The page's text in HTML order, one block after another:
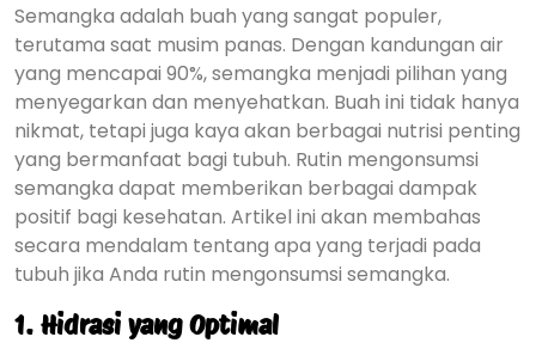
Semangka adalah buah yang sangat populer,
terutama saat musim panas. Dengan kandungan air
yang mencapai 90%, semangka menjadi pilihan yang
menyegarkan dan menyehatkan. Buah ini tidak hanya
nikmat, tetapi juga kaya akan berbagai nutrisi penting
yang bermanfaat bagi tubuh. Rutin mengonsumsi
semangka dapat memberikan berbagai dampak
positif bagi kesehatan. Artikel ini akan membahas
secara mendalam tentang apa yang terjadi pada
tubuh jika Anda rutin mengonsumsi semangka.
1. Hidrasi yang Optimal